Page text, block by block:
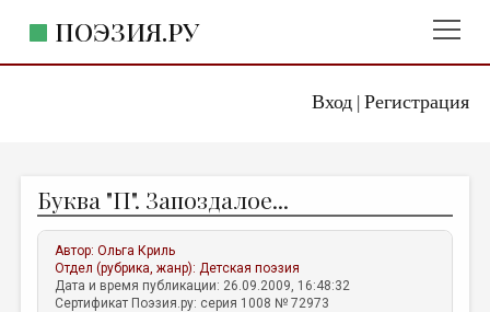
Вход| Регистрация
ПОЭЗИЯ.РУ
ЖАНРЫ
АВТОРЫ
КОММЕНТАРИИ
Буква "П". Запоздалое...
Автор:Ольга Криль
Отдел (рубрика, жанр):Детская поэзия
Дата и время публикации: 26.09.2009, 16:48:32
Сертификат Поэзия.ру: серия 1008 № 72973